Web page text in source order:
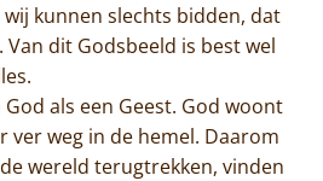
kunnen slechts bidden, dat
Van dit Godsbeeld is best wel
als een Geest. God woont
ver weg in de hemel. Daarom
wereld terugtrekken, vinden